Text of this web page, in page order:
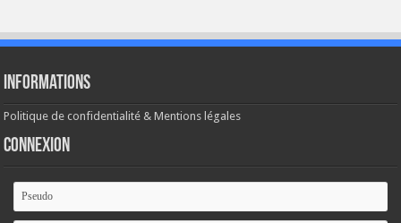
Informations
Politique de confidentialité & Mentions légales
Connexion